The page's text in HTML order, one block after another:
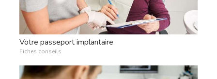
Votre passeport implantaire
Fiches conseils